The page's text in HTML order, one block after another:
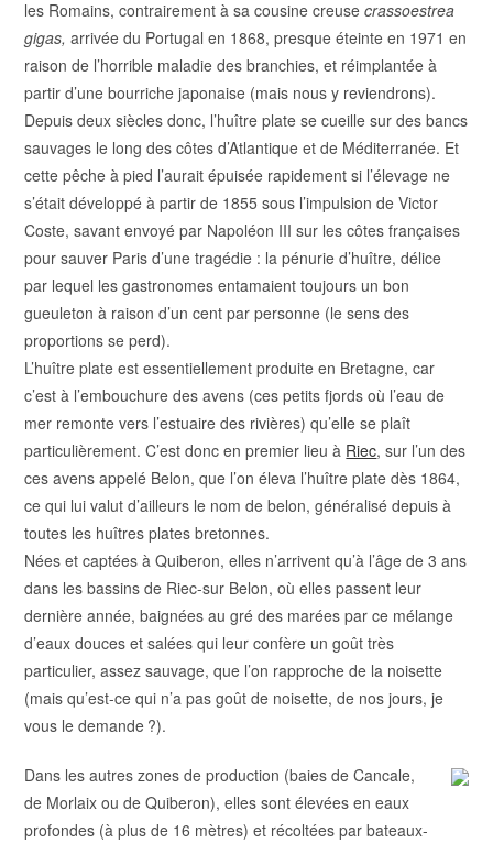
les Romains, contrairement à sa cousine creusecrassoestrea
gigas, arrivée du Portugal en 1868,presque éteinte en 1971 en
raison de l’horrible maladie des branchies,et réimplantée à
partir d’une bourriche japonaise (mais nous y reviendrons).
Depuis deux siècles donc, l’huître plate se cueille sur des bancs
sauvages le long des côtes d’Atlantique et de Méditerranée. Et
cette pêche à pied l’aurait épuisée rapidement si l’élevage ne
s’était développé à partir de 1855 sous l’impulsion de Victor
Coste, savant envoyé par Napoléon III sur les côtes françaises
pour sauver Paris d’une tragédie : la pénurie d’huître, délice
par lequel les gastronomes entamaient toujours un bon
gueuleton à raison d’un cent par personne (le sens des
proportions se perd).
L’huître plate est essentiellement produite en Bretagne, car
c’est à l’embouchure des avens (ces petits fjords où l’eau de
mer remonte vers l’estuaire des rivières) qu’elle se plaît
particulièrement. C’est donc en premier lieu à Riec, sur l’un des
ces avens appelé Belon, que l’on éleva l’huître plate dès 1864,
ce qui lui valut d’ailleurs le nom de belon, généralisé depuis à
toutes les huîtres plates bretonnes.
Nées et captées à Quiberon, elles n’arrivent qu’à l’âge de 3 ans
dans les bassins de Riec-sur Belon, où elles passent leur
dernière année, baignées au gré des marées par ce mélange
d’eaux douces et salées qui leur confère un goût très
particulier, assez sauvage, que l’on rapproche de la noisette
(mais qu’est-ce qui n’a pas goût de noisette, de nos jours, je
vous le demande ?).
Dans les autres zones de production (baies deCancale,
de Morlaix ou de Quiberon), elles sont élevées en eaux
profondes (à plus de 16 mètres) et récoltées par bateaux-